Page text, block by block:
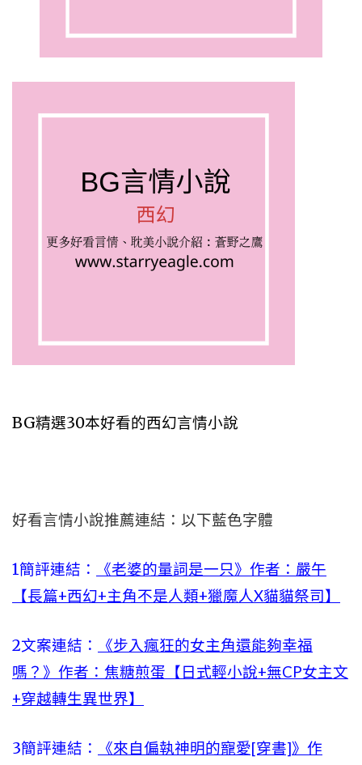
BG精選30本好看的西幻言情小說
好看言情小說推薦連結：以下藍色字體
1簡評連結：
《老婆的量詞是一只》作者：嚴午
【長篇+西幻+主角不是人類+獵魔人X貓貓祭司】
2文案連結：
《步入瘋狂的女主角還能夠幸福
嗎？》作者：焦糖煎蛋【日式輕小說+無CP女主文
+穿越轉生異世界】
3簡評連結：
《來自偏執神明的寵愛[穿書]》作